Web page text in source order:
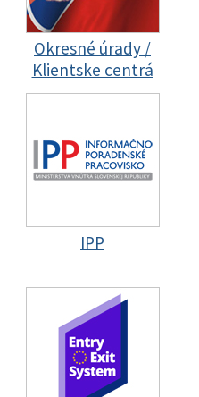
Okresné úrady /
Klientske centrá
IPP